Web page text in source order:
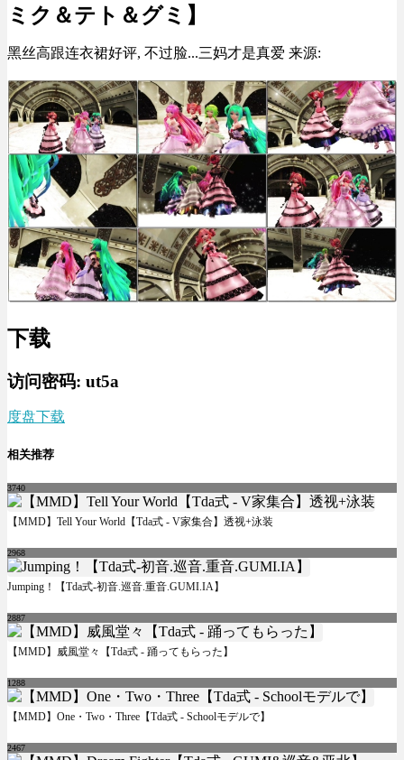
ミク＆テト＆グミ】
黑丝高跟连衣裙好评, 不过脸...三妈才是真爱 来源:
下载
访问密码: ut5a
度盘下载
相关推荐
3740
【MMD】Tell Your World【Tda式 - V家集合】透视+泳装
2968
Jumping！【Tda式-初音.巡音.重音.GUMI.IA】
2887
【MMD】威風堂々【Tda式 - 踊ってもらった】
1288
【MMD】One・Two・Three【Tda式 - Schoolモデルで】
2467